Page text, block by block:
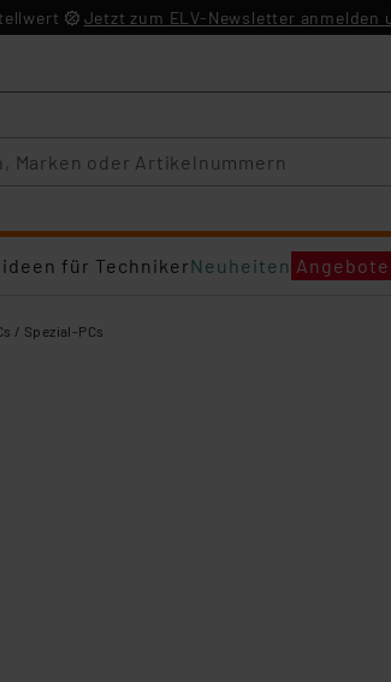
Jetzt zum ELV-Newsletter anmelden
für TechnikerNeuheiten Angebote
/ Spezial-PCs